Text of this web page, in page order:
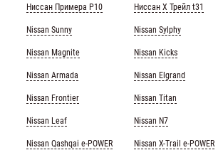
Ниссан Примера Р10
Nissan Sunny
Nissan Magnite
Nissan Armada
Nissan Frontier
Nissan Leaf
Nissan Qashqai e-POWER
Ниссан Х Трейл t31
Nissan Sylphy
Nissan Kicks
Nissan Elgrand
Nissan Titan
Nissan N7
Nissan X-Trail e-POWER